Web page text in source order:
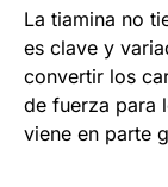
La tiamina no
es clave y
convertir los
de fuerza para
viene en parte